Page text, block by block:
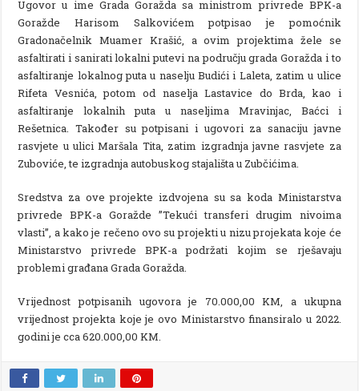
Ugovor u ime Grada Goražda sa ministrom privrede BPK-a
Goražde Harisom Salkovićem potpisao je pomoćnik
Gradonačelnik Muamer Krašić, a ovim projektima žele se
asfaltirati i sanirati lokalni putevi na području grada Goražda i to
asfaltiranje lokalnog puta u naselju Budići i Laleta, zatim u ulice
Rifeta Vesnića, potom od naselja Lastavice do Brda, kao i
asfaltiranje lokalnih puta u naseljima Mravinjac, Baćci i
Rešetnica. Također su potpisani i ugovori za sanaciju javne
rasvjete u ulici Maršala Tita, zatim izgradnja javne rasvjete za
Zuboviće, te izgradnja autobuskog stajališta u Zubčićima.
Sredstva za ove projekte izdvojena su sa koda Ministarstva
privrede BPK-a Goražde ”Tekući transferi drugim nivoima
vlasti”, a kako je rečeno ovo su projekti u nizu projekata koje će
Ministarstvo privrede BPK-a podržati kojim se rješavaju
problemi građana Grada Goražda.
Vrijednost potpisanih ugovora je 70.000,00 KM, a ukupna
vrijednost projekta koje je ovo Ministarstvo finansiralo u 2022.
godini je cca 620.000,00 KM.